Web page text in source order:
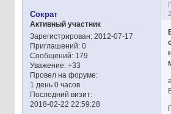
Сократ
Активный участник
Зарегистрирован: 2012-07-17
Приглашений:0
Сообщений:179
Уважение: +33
Провел на форуме:
1 день 0 часов
Последний визит:
2018-02-22 22:59:28